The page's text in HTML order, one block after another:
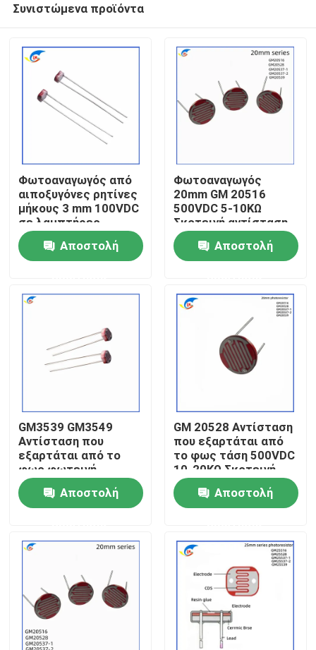
Σπίτι
Σχετικά με εμάς
Έλεγχος ποιότητας
Επικοινωνήστε μαζί μας
Ειδήσεις
Υποθέσεις
PTC θερμική αντίσταση
Συνιστώμενα προϊόντα
Φωτοαναγωγός από
αιποξυγόνες ρητίνες
μήκους 3 mm 100VDC
σε λαμπτήρες
Αποστολή
Φωτοαναγωγός
20mm GM 20516
500VDC 5-10KΩ
Σκοτεινή αντίσταση
1MΩ σε λαμπτήρες
παιχνιδιώνΑποστολή
GM3539 GM3549
Αντίσταση που
εξαρτάται από το
φως φωτεινή
αντίσταση 100-
200KΩ 100VDC σε
λαμπτήρες
Αποστολή
GM 20528 Αντίσταση
που εξαρτάται από
το φως τάση 500VDC
10-20KΩ Σκοτεινή
αντίσταση 1MΩ
Αποστολή